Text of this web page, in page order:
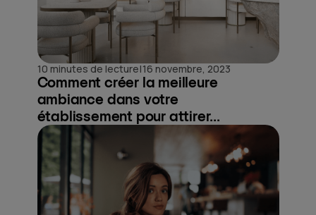
10 minutes de lecture|16 novembre, 2023
Comment créer la meilleure
ambiance dans votre
établissement pour attirer...